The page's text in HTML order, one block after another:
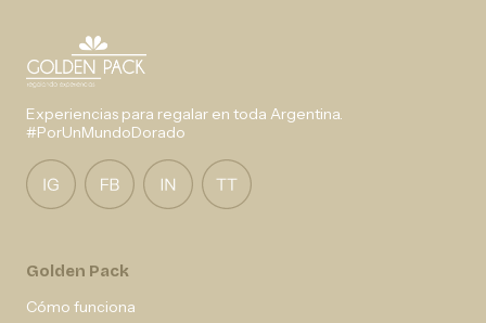
Experiencias para regalar en toda Argentina.
#PorUnMundoDorado
Golden Pack
Cómo funciona